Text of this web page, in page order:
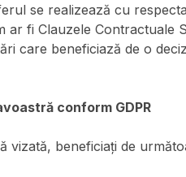
se realizează cu
ar fi Clauzele Contractuale
care beneficiază de o
conform GDPR
vizată, beneficiați de